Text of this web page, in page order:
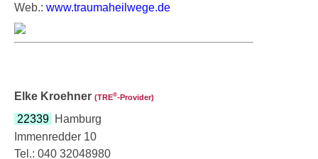
Web.: www.traumaheilwege.de
Elke Kroehner (TRE®‑Provider)
22339 Hamburg
Immenredder 10
Tel.: 040 32048980